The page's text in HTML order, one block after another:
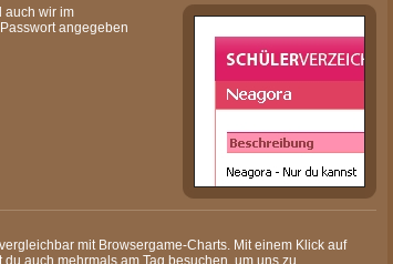
auch wir im
angegeben
mit Browsergame-Charts. Mit einem Klick auf
auch mehrmals am Tag besuchen, um uns zu